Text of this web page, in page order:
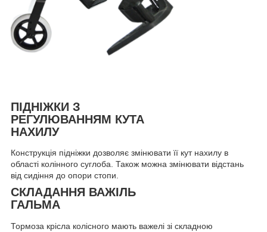
ПІДНІЖКИ З
РЕГУЛЮВАННЯМ КУТА
НАХИЛУ
Конструкція підніжки дозволяє змінювати її кут нахилу в
області колінного суглоба. Також можна змінювати відстань
від сидіння до опори стопи.
СКЛАДАННЯ ВАЖІЛЬ
ГАЛЬМА
Тормоза крісла колісного мають важелі зі складною